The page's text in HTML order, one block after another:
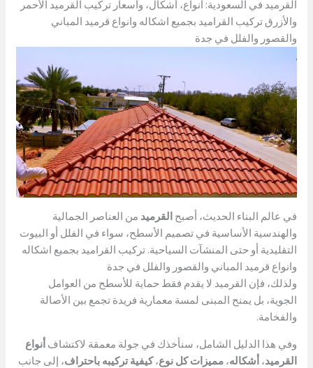
القرميد في السعودية: أنواع، أشكال، وأسعار تركيب القرميد الأحمر
والأزرق تركيب القراميد بجميع اشكاله وانواع قرميد المباني
والقصور والفلل في جدة
في عالم البناء الحديث، أصبحالقرميد من العناصر الجمالية
والهندسية الأساسية في تصميم الأسطح، سواء في الفلل أو البيوت
التقليدية أو حتى المنشآت السياحية. تركيب القراميد بجميع اشكاله
وانواع قرميد المباني والقصور والفلل في جدة
ولذلك، فإن القرميد لا يقدم فقط حماية للأسطح من العوامل
الجوية، بل يمنح المبنى لمسة معمارية فريدة تجمع بين الأصالة
والفخامة.
وفي هذا الدليل الشامل، سنأخذك في جولة معمقة لاكتشافأنواع
القرميد،أشكاله،مميزات كل نوع،كيفية تركيبه باحتراف، إلى جانب